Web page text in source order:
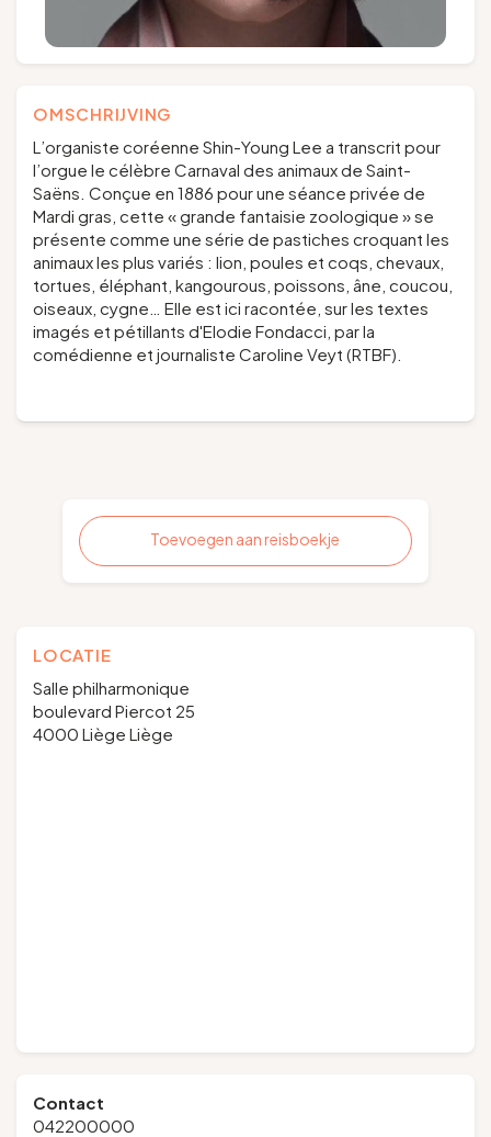
OMSCHRIJVING
L’organiste coréenne Shin-Young Lee a transcrit pour
l’orgue le célèbre Carnaval des animauxde Saint-
Saëns. Conçue en 1886 pour une séance privée de
Mardi gras, cette « grande fantaisie zoologique »se
présente comme une série de pastiches croquant les
animaux les plus variés : lion, poules et coqs, chevaux,
tortues, éléphant, kangourous, poissons, âne, coucou,
oiseaux, cygne… Elle est ici racontée, sur les textes
imagés et pétillants d'Elodie Fondacci, par la
comédienne et journaliste Caroline Veyt (RTBF).
Toevoegen aan reisboekje
LOCATIE
Salle philharmonique
boulevard Piercot 25
4000 Liège Liège
Contact
042200000